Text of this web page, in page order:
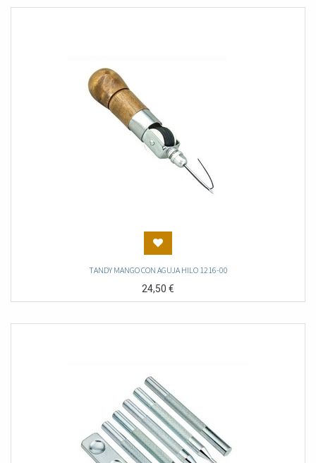
TANDY MANGO CON AGUJA HILO 1216-00
24,50€